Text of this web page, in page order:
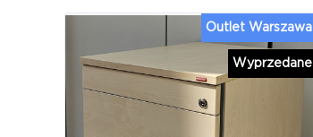
Wyprzedane
Outlet Warszawa